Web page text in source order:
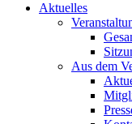
Aktuelles
Aus dem